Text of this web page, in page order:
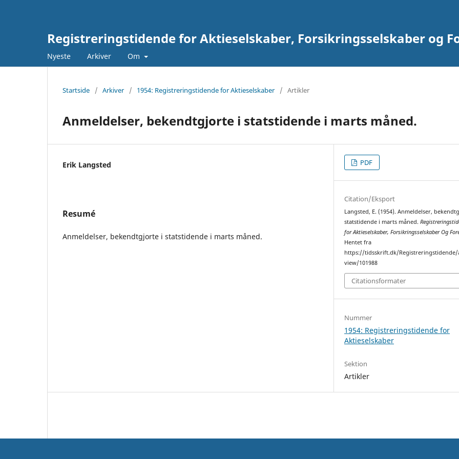
Registreringstidende for Aktieselskaber, Forsikringsselskaber og
Nyeste Arkiver Om
Startside / Arkiver / 1954: Registreringstidende for Aktieselskaber / Artikler
Anmeldelser, bekendtgjorte i statstidende i marts måned.
Erik Langsted
Resumé
Anmeldelser, bekendtgjorte i statstidende i marts måned.
PDF
Citation/Eksport
Langsted, E. (1954). Anmeldelser,
statstidende i marts måned.
for Aktieselskaber, Forsikringsselskaber Og
Hentet fra
https://tidsskrift.dk/
view/101988
Citationsformater
Nummer
1954: Registreringstidende for
Aktieselskaber
Sektion
Artikler